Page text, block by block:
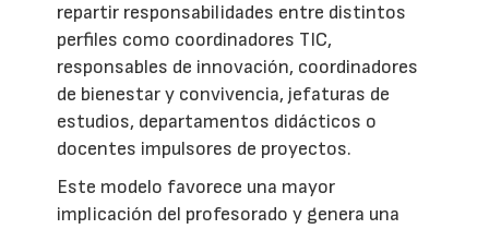
repartir responsabilidades entre distintos
perfiles como coordinadores TIC,
responsables de innovación, coordinadores
de bienestar y convivencia, jefaturas de
estudios, departamentos didácticos o
docentes impulsores de proyectos.
Este modelo favorece una mayor
implicación del profesorado y genera una